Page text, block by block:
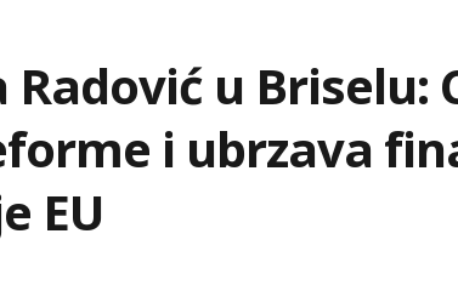
u Briselu:
i ubrzava
EU